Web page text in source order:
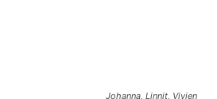
Johanna, Linnit, Vivien